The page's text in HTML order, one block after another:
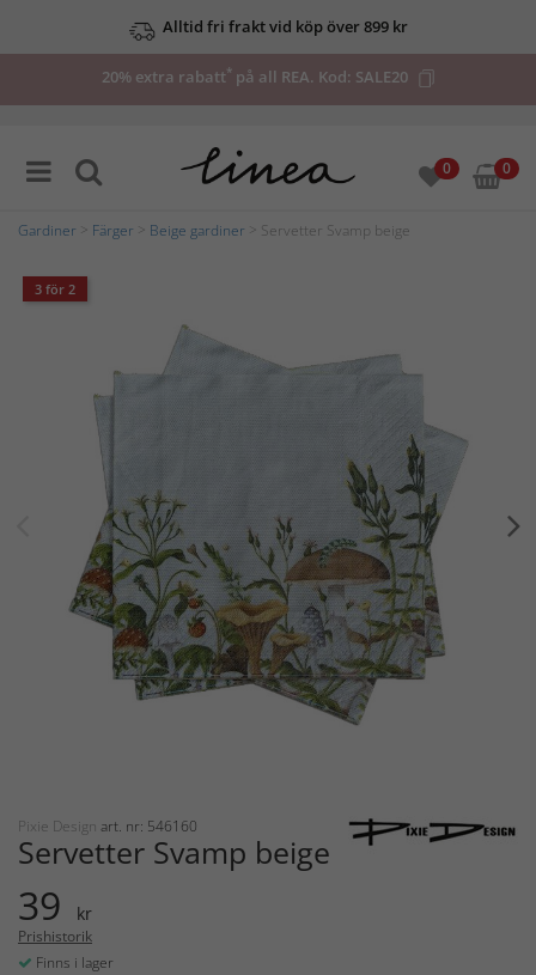
Alltid fri frakt vid köp över 899 kr
20% extra rabatt*på all REA. Kod: SALE20
0 0
Gardiner Färger Beige gardiner > Servetter Svamp beige
3 för 2
Pixie Design art. nr: 546160
Servetter Svamp beige
39 kr
Prishistorik
Finns i lager